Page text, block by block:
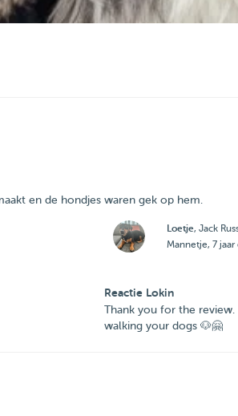
en de hondjes waren gek op hem.
Loetje, Jack
Mannetje, 7
Reactie Lokin
Thank you for the
walking your dogs 🐶🤗